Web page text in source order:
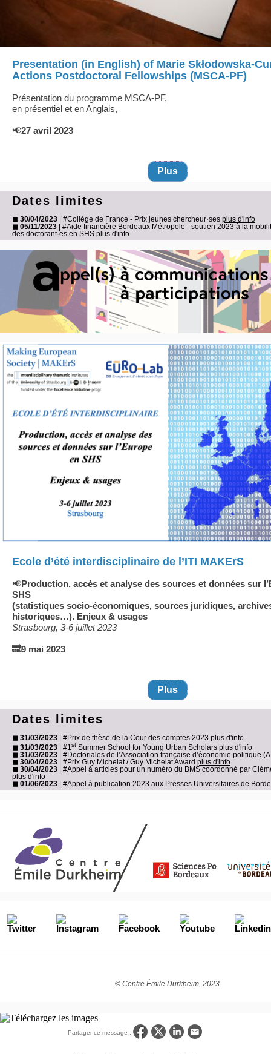
Presentation (in English) of Marie Skłodowska-
Actions Postdoctoral Fellowships (MSCA-PF)
Présentation du programme MSCA-PF,
en présentiel et en Anglais,
📢27 avril 2023
Plus
Dates limites
◼ 30/04/2023 | #Collège de France - Prix jeunes chercheur·ses plus d'info
◼ 05/11/2023
| #Aide financière Bordeaux Métropole - soutien 2023 à la
des doctorant·es en SHS plus d'info
Ecole d’été interdisciplinaire de l’ITI MAKErS
📢Production, accès et analyse des sources et données sur
SHS
(statistiques socio-économiques, sources juridiques,
historiques…). Enjeux & usages
Strasbourg, 3-6 juillet 2023
🔜9 mai 2023
Plus
Dates limites
◼ 31/03/2023 | #Prix de thèse de la Cour des comptes 2023 plus d'info
◼ 31/03/2023
| #1st Summer School for Young Urban Scholars plus d'info
◼ 31/03/2023
| #Doctoriales de l’Association française d’économie politique
◼ 30/04/2023
| #Prix Guy Michelat / Guy Michelat Award plus d'info
◼ 30/04/2023
| #Appel à articles pour un numéro du BMS coordonné par
plus d'info
◼ 01/06/2023
| #Appel à publication 2023 aux Presses Universitaires de
© Centre Émile Durkheim, 2023
Partager ce message :